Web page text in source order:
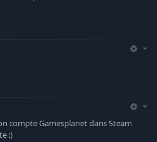
compte Gamesplanet dans Steam
:)